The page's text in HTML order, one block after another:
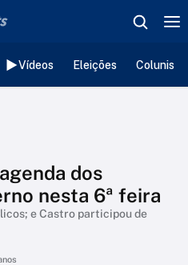
Vídeos Eleições
dos
nesta 6ª feira
e Castro participou de